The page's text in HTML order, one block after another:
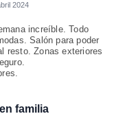
2024
increíble. Todo
Salón para poder
resto. Zonas exteriores
familia